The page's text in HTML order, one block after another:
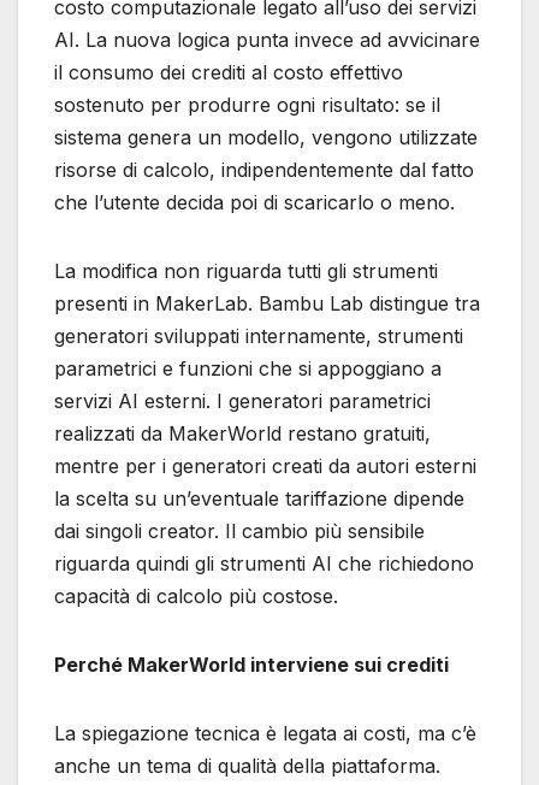
costo computazionale legato all’uso dei servizi
AI. La nuova logica punta invece ad avvicinare
il consumo dei crediti al costo effettivo
sostenuto per produrre ogni risultato: se il
sistema genera un modello, vengono utilizzate
risorse di calcolo, indipendentemente dal fatto
che l’utente decida poi di scaricarlo o meno.
La modifica non riguarda tutti gli strumenti
presenti in MakerLab. Bambu Lab distingue tra
generatori sviluppati internamente, strumenti
parametrici e funzioni che si appoggiano a
servizi AI esterni. I generatori parametrici
realizzati da MakerWorld restano gratuiti,
mentre per i generatori creati da autori esterni
la scelta su un’eventuale tariffazione dipende
dai singoli creator. Il cambio più sensibile
riguarda quindi gli strumenti AI che richiedono
capacità di calcolo più costose.
Perché MakerWorld interviene sui crediti
La spiegazione tecnica è legata ai costi, ma c’è
anche un tema di qualità della piattaforma.